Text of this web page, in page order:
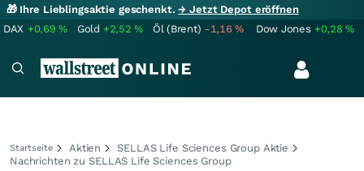
🎁 Ihre Lieblingsaktie geschenkt.→ Jetzt Depot eröffnen
DAX +0,69% Gold +2,52% Öl (Brent) -1,16% Dow Jones +0,28%
Startseite Aktien
SELLAS Life Sciences Group Aktie
Nachrichten zu SELLAS Life Sciences Group